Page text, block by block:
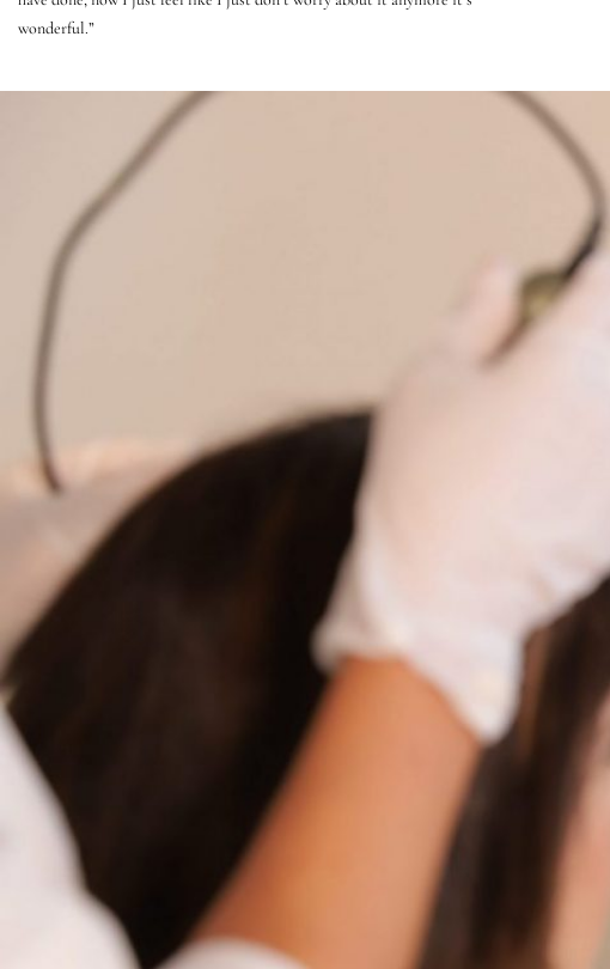
wonderful.”